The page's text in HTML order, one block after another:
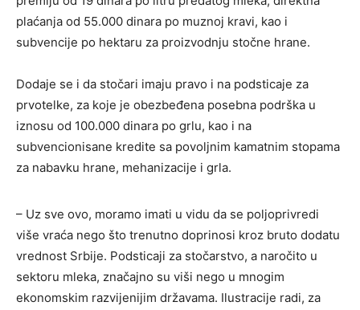
plaćanja od 55.000 dinara po muznoj kravi, kao i
subvencije po hektaru za proizvodnju stočne hrane.
Dodaje se i da stočari imaju pravo i na podsticaje za
prvotelke, za koje je obezbeđena posebna podrška u
iznosu od 100.000 dinara po grlu, kao i na
subvencionisane kredite sa povoljnim kamatnim stopama
za nabavku hrane, mehanizacije i grla.
– Uz sve ovo, moramo imati u vidu da se poljoprivredi
više vraća nego što trenutno doprinosi kroz bruto dodatu
vrednost Srbije. Podsticaji za stočarstvo, a naročito u
sektoru mleka, značajno su viši nego u mnogim
ekonomskim razvijenijim državama. Ilustracije radi, za